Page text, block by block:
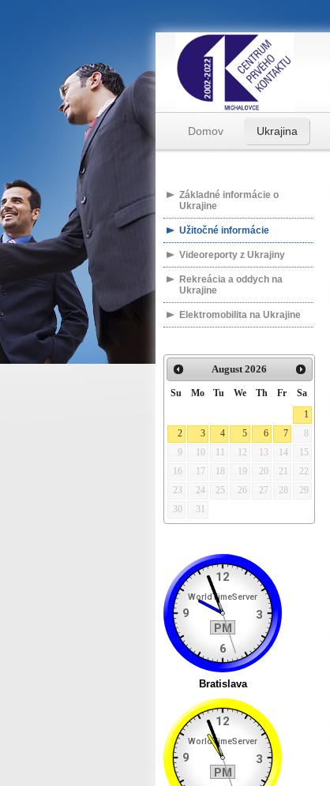
Domov Ukrajina
Základné informácie o
Ukrajine
Užitočné informácie
Videoreporty z Ukrajiny
Rekreácia a oddych na
Ukrajine
Elektromobilita na Ukrajine
August 2026
Su Mo Tu We Th Fr
Sa
1
2
3 4 5 6 7
8
9
10 11 12 13 14
15
16
17 18 19 20 21
22
23
24 25 26 27 28
29
30
31